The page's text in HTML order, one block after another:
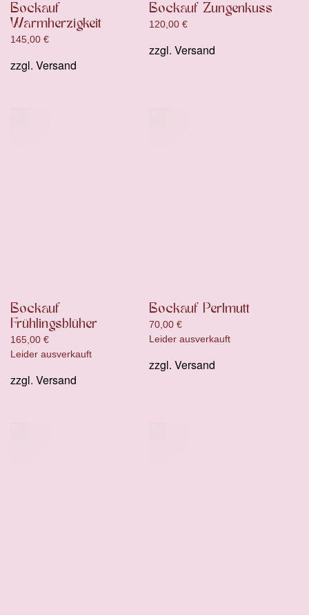
Bockauf
Warmherzigkeit
145,00 €
zzgl. Versand
Bockauf Zungenkuss
120,00 €
zzgl. Versand
Bockauf
Frühlingsblüher
165,00 €
Leider ausverkauft
zzgl. Versand
Bockauf Perlmutt
70,00 €
Leider ausverkauft
zzgl. Versand